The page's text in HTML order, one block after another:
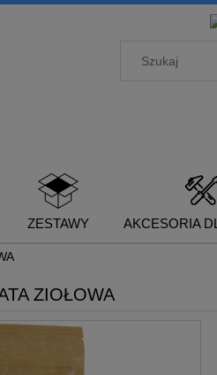
ZESTAWY AKCESORIA
ZIOŁOWA